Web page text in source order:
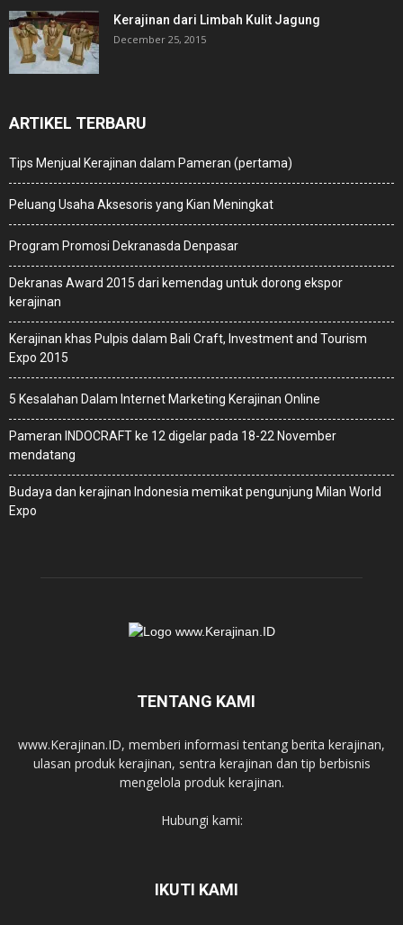
Kerajinan dari Limbah Kulit Jagung
December 25, 2015
ARTIKEL TERBARU
Tips Menjual Kerajinan dalam Pameran (pertama)
Peluang Usaha Aksesoris yang Kian Meningkat
Program Promosi Dekranasda Denpasar
Dekranas Award 2015 dari kemendag untuk dorong ekspor
kerajinan
Kerajinan khas Pulpis dalam Bali Craft, Investment and Tourism
Expo 2015
5 Kesalahan Dalam Internet Marketing Kerajinan Online
Pameran INDOCRAFT ke 12 digelar pada 18-22 November
mendatang
Budaya dan kerajinan Indonesia memikat pengunjung Milan World
Expo
TENTANG KAMI
www.Kerajinan.ID, memberi informasi tentang berita kerajinan,
ulasan produk kerajinan, sentra kerajinan dan tip berbisnis
mengelola produk kerajinan.
Hubungi kami:
IKUTI KAMI